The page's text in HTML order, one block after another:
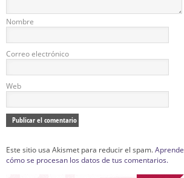
Nombre
Correo electrónico
Web
Este sitio usa Akismet para reducir el spam.Aprende
cómo se procesan los datos de tus comentarios.